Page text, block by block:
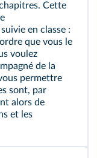
Cette
en classe :
que vous le
voulez
de la
permettre
sont, par
alors de
et les